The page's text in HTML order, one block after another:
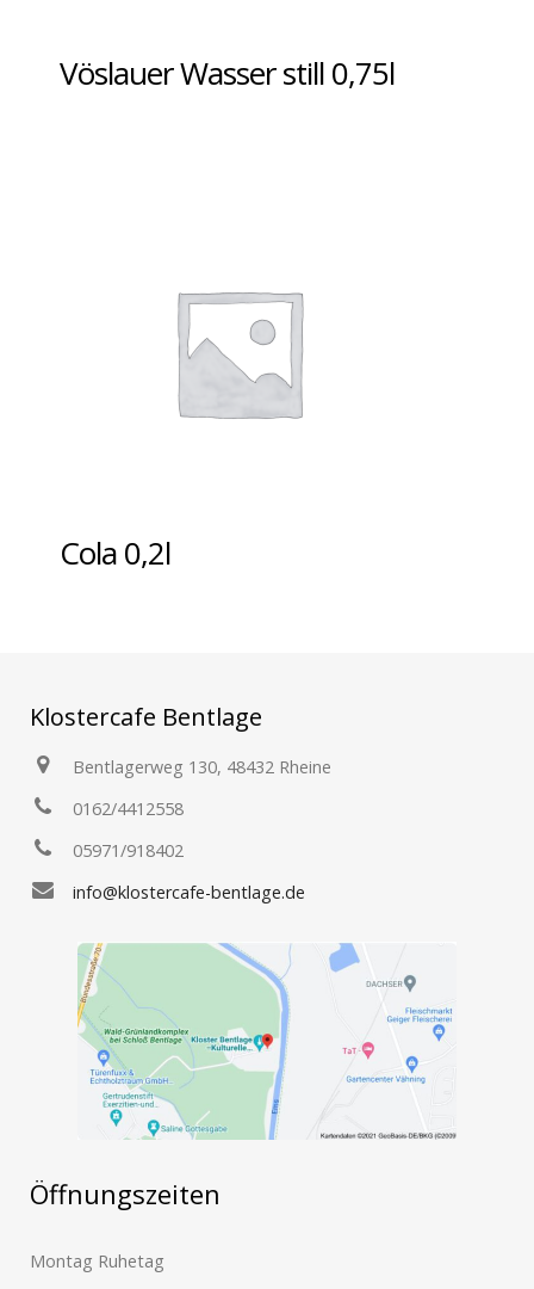
Vöslauer Wasser still 0,75l
Cola 0,2l
Klostercafe Bentlage
Bentlagerweg 130, 48432 Rheine
0162/4412558
05971/918402
info@klostercafe-bentlage.de
Öffnungszeiten
Montag Ruhetag